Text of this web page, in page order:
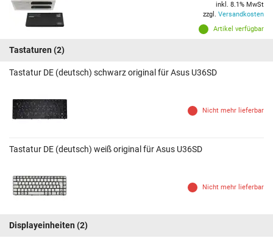
Artikel verfügbar
inkl. 8.1% MwSt
zzgl. Versandkosten
Tastaturen (2)
Tastatur DE (deutsch) schwarz original für Asus U36SD
Nicht mehr lieferbar
Tastatur DE (deutsch) weiß original für Asus U36SD
Nicht mehr lieferbar
Displayeinheiten (2)